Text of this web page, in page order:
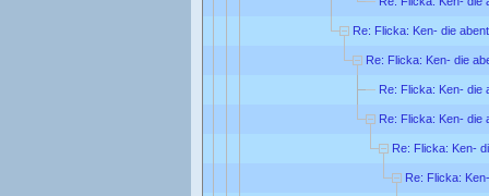
Re: Flicka: Ken- die
Re: Flicka: Ken- die
Re: Flicka: Ken- die
Re: Flicka: Ken- die
Re: Flicka: Ken-
Re: Flicka: